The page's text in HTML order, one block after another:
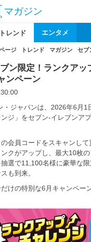
マガジン
トレンド エンタメ
ージ トレンド マガジン セブ
ン限定！ランクアッ
ンペーン
・ジャパンは、2026年6月1
ジ」をセブン‐イレブンア
会員コードをスキャンして
クがアップし、最大10枚
選で11,100名様に豪華な
も到来。
けの特別な6月キャンペー